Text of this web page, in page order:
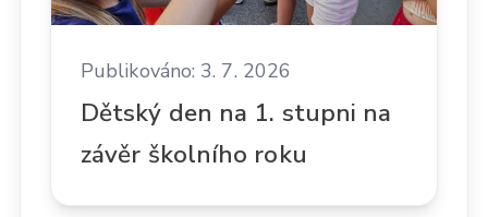
Publikováno: 3. 7. 2026
Dětský den na 1. stupni na
závěr školního roku